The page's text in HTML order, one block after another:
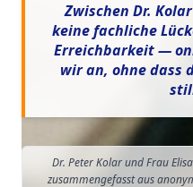
Zwischen Dr.
keine fachliche
Erreichbarkeit —
wir an, ohne dass
Dr. Peter Kolar und Frau
zusammengefasst aus